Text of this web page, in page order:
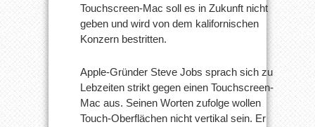
Touchscreen-Mac soll es in Zukunft nicht
geben und wird von dem kalifornischen
Konzern bestritten.
Apple-Gründer Steve Jobs sprach sich zu
Lebzeiten strikt gegen einen Touchscreen-
Mac aus. Seinen Worten zufolge wollen
Touch-Oberflächen nicht vertikal sein. Er